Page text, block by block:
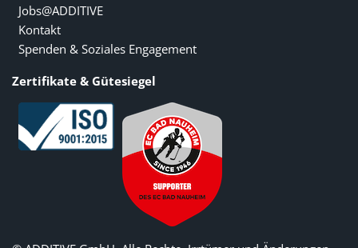
Jobs@ADDITIVE
Kontakt
Spenden & Soziales Engagement
Zertifikate & Gütesiegel